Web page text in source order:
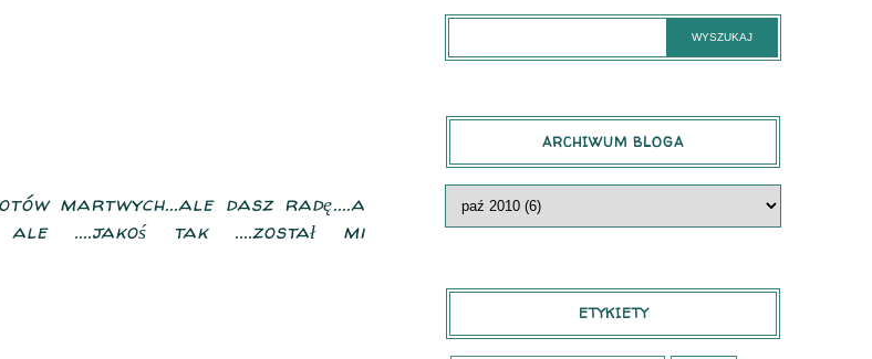
martwych...ale dasz radę....a
ale ....jakoś tak ....został mi
ARCHIWUM BLOGA
ETYKIETY